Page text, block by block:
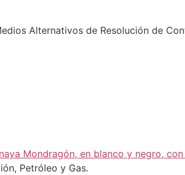
Alternativos de Resolución de
Petróleo y Gas.